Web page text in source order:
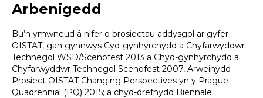
Arbenigedd
Bu’n ymwneud â nifer o brosiectau addysgol ar gyfer
OISTAT, gan gynnwys Cyd-gynhyrchydd a Chyfarwyddwr
Technegol WSD/Scenofest 2013 a Chyd-gynhyrchydd a
Chyfarwyddwr Technegol Scenofest 2007, Arweinydd
Prosiect OISTAT Changing Perspectives yn y Prague
Quadrennial (PQ) 2015; a chyd-drefnydd Biennale